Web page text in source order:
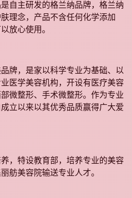
自主研发的格兰纳品牌，格兰纳
理念，产品不含任何化学添加
放心使用。
牌，是家以科学专业为基础、以
医学美容机构，开设有医疗美容
微整形、手术微整形。作为专业
立以来以其优秀品质赢得广大爱
，特设教育部，培养专业的美容
舫美容院输送专业人才。